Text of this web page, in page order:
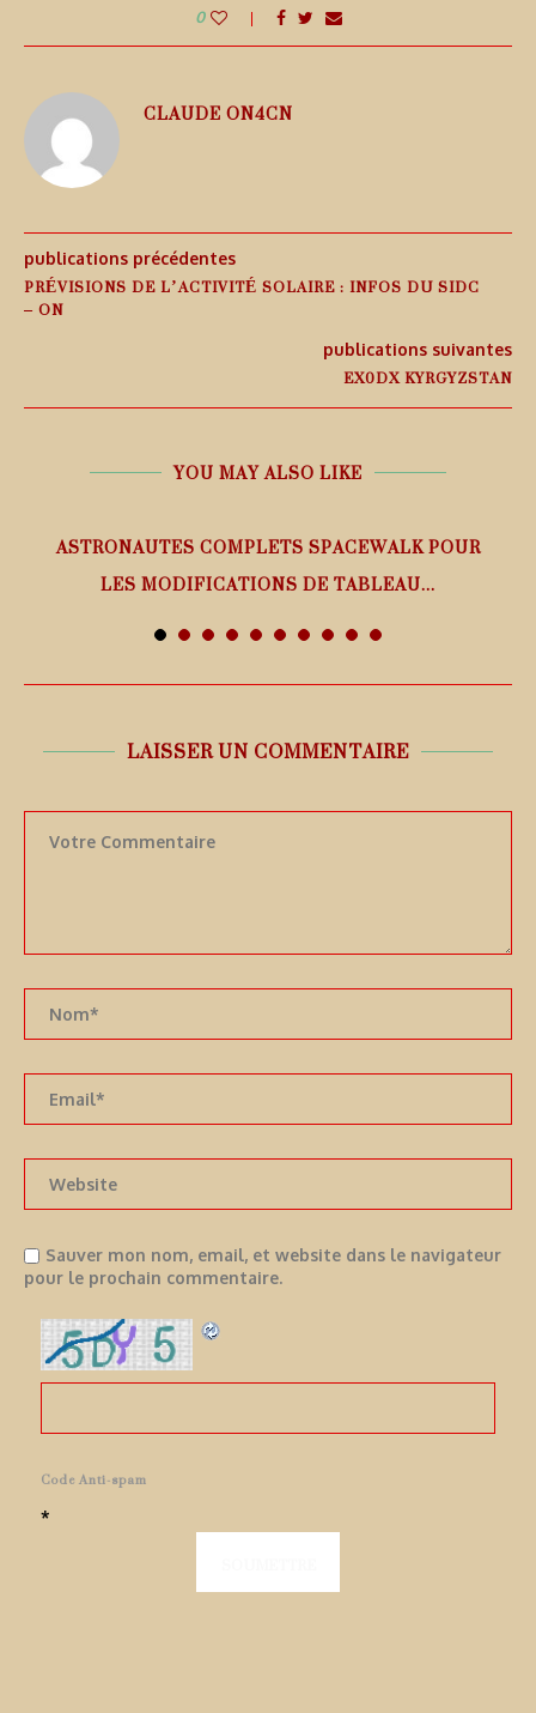
0
CLAUDE ON4CN
publications précédentes
PRÉVISIONS DE L’ACTIVITÉ SOLAIRE : INFOS DU SIDC
– ON
publications suivantes
EX0DX KYRGYZSTAN
YOU MAY ALSO LIKE
ASTRONAUTES COMPLETS SPACEWALK POUR
LES MODIFICATIONS DE TABLEAU...
LAISSER UN COMMENTAIRE
Sauver mon nom, email, et website dans le navigateur
pour le prochain commentaire.
Code Anti-spam
*